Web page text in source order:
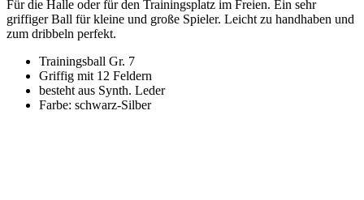
Für die Halle oder für den Trainingsplatz im Freien. Ein sehr
griffiger Ball für kleine und große Spieler. Leicht zu handhaben und
zum dribbeln perfekt.
Trainingsball Gr. 7
Griffig mit 12 Feldern
besteht aus Synth. Leder
Farbe: schwarz-Silber